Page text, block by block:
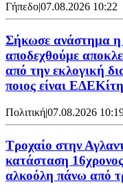
Γήπεδο|07.08.2026 10:22
Σήκωσε ανάστημα
αποδεχθούμε
από την εκλογική
ποιος είναι
Πολιτική|07.08.2026
Τροχαίο στην
κατάσταση
αλκοόλη πάνω από